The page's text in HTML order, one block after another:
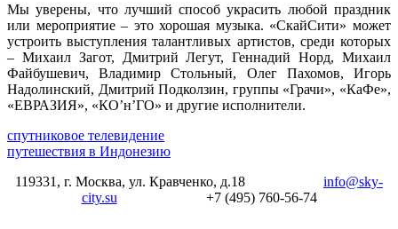
Мы уверены, что лучший способ украсить любой праздник
или мероприятие – это хорошая музыка. «СкайСити» может
устроить выступления талантливых артистов, среди которых
– Михаил Загот, Дмитрий Легут, Геннадий Норд, Михаил
Файбушевич, Владимир Стольный, Олег Пахомов, Игорь
Надолинский, Дмитрий Подколзин, группы «Грачи», «КаФе»,
«ЕВРАЗИЯ», «КO’н’ГО» и другие исполнители.
спутниковое телевидение
путешествия в Индонезию
119331, г. Москва, ул. Кравченко, д.18
info@sky-
city.su
+7 (495) 760-56-74